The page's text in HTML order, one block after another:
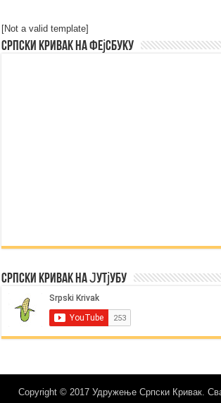
[Not a valid template]
Српски Кривак на Фејсбуку
Српски Кривак на Јутјубу
Copyright © 2017 Удружење Српски Кривак.